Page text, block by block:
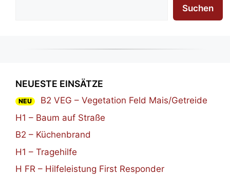
Suchen
NEUESTE EINSÄTZE
NEU
B2 VEG – Vegetation Feld Mais/Getreide
H1 – Baum auf Straße
B2 – Küchenbrand
H1 – Tragehilfe
H FR – Hilfeleistung First Responder